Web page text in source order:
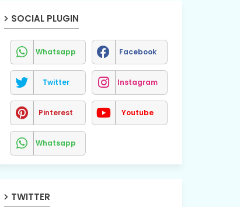
SOCIAL PLUGIN
Whatsapp Facebook
Twitter Instagram
Pinterest Youtube
Whatsapp
TWITTER